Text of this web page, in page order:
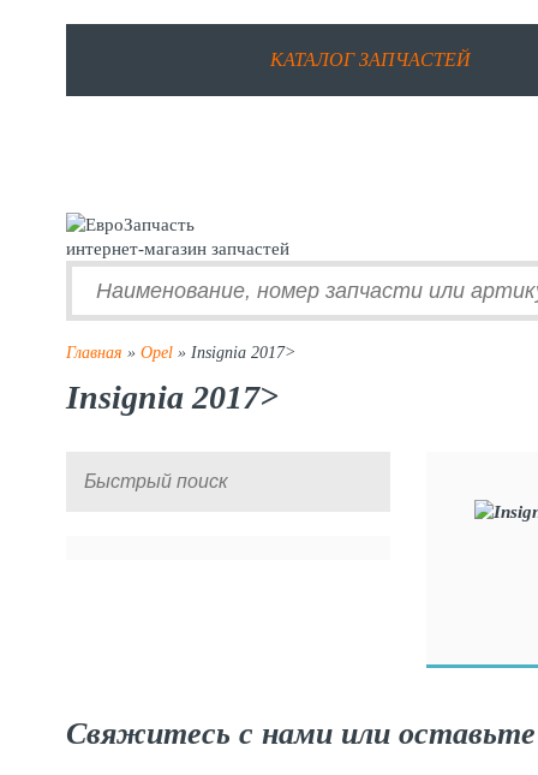
КАТАЛОГ ЗАПЧАСТЕЙ
интернет-магазин запчастей
Главная » Opel » Insignia 2017>
Insignia 2017>
Свяжитесь с нами или оставьте